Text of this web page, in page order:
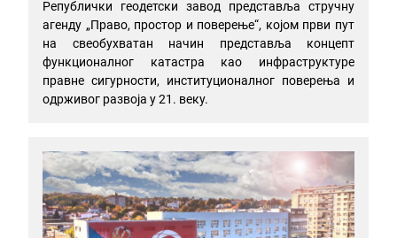
Републички геодетски завод представља стручну
агенду „Право, простор и поверење“, којом први пут
на свеобухватан начин представља концепт
функционалног катастра као инфраструктуре
правне сигурности, институционалног поверења и
одрживог развоја у 21. веку.